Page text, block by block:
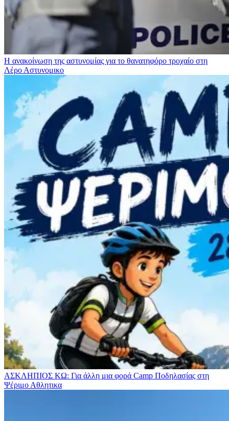
Η ανακοίνωση της αστυνομίας για το θανατηφόρο τροχαίο στη
Λέρο Αστυνομικο
ΑΣΚΛΗΠΙΟΣ ΚΩ: Για άλλη μια φορά Camp Ποδηλασίας στη
Ψέριμο Αθλητικα